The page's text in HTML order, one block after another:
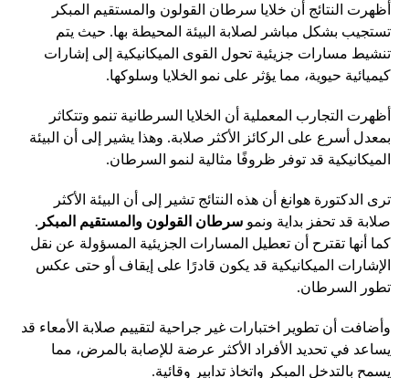
أظهرت النتائج أن خلايا سرطان القولون والمستقيم المبكر
تستجيب بشكل مباشر لصلابة البيئة المحيطة بها. حيث يتم
تنشيط مسارات جزيئية تحول القوى الميكانيكية إلى إشارات
كيميائية حيوية، مما يؤثر على نمو الخلايا وسلوكها.
أظهرت التجارب المعملية أن الخلايا السرطانية تنمو وتتكاثر
بمعدل أسرع على الركائز الأكثر صلابة. وهذا يشير إلى أن البيئة
الميكانيكية قد توفر ظروفًا مثالية لنمو السرطان.
ترى الدكتورة هوانغ أن هذه النتائج تشير إلى أن البيئة الأكثر
صلابة قد تحفز بداية ونمو سرطان القولون والمستقيم المبكر .
كما أنها تقترح أن تعطيل المسارات الجزيئية المسؤولة عن نقل
الإشارات الميكانيكية قد يكون قادرًا على إيقاف أو حتى عكس
تطور السرطان.
وأضافت أن تطوير اختبارات غير جراحية لتقييم صلابة الأمعاء قد
يساعد في تحديد الأفراد الأكثر عرضة للإصابة بالمرض، مما
يسمح بالتدخل المبكر واتخاذ تدابير وقائية.